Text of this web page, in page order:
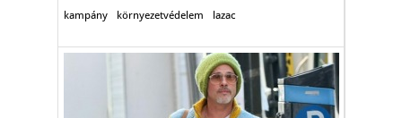
kampány környezetvédelem lazac